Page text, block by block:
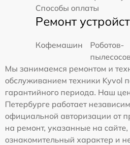
Способы оплаты
Ремонт
Кофемашин
Роботов-
Мы занимаемся ремонтом и
обслуживанием техники Kyvol
гарантийного периода. Наш
Петербурге работает
официальной авторизации от
на ремонт, указанные на
ознакомительный характер и